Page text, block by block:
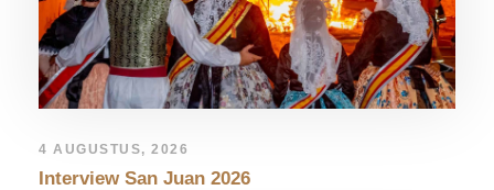
4 AUGUSTUS, 2026
Interview San Juan 2026